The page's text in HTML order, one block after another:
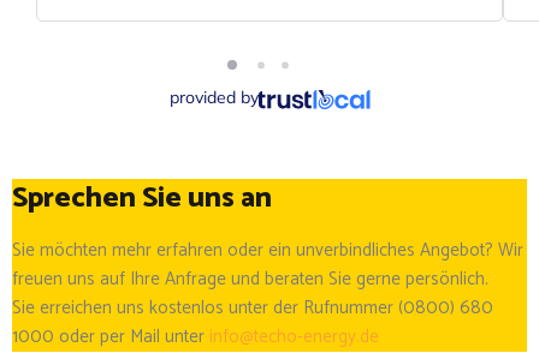
provided by
Sprechen Sie uns an
Sie möchten mehr erfahren oder ein unverbindliches Angebot? Wir
freuen uns auf Ihre Anfrage und beraten Sie gerne persönlich.
Sie erreichen uns kostenlos unter der Rufnummer (0800) 680
1000 oder per Mail unter info@techo-energy.de